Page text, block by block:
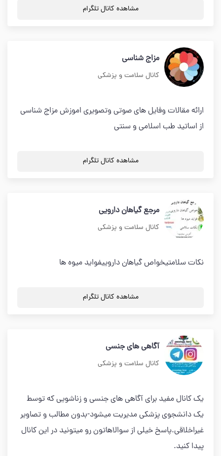
مشاهده کانال تلگرام
مزاج شناسی
کانال سلامت و پزشکی
ارائه مقالات وفایل های صوتی وتصویری اموزش مزاج شناسی
از اساتید طب اسلامی و سنتی
مشاهده کانال تلگرام
مرجع گیاهان دارویی
کانال سلامت و پزشکی
نکات سلامتیخواص گیاهان داروییفواید میوه ها
مشاهده کانال تلگرام
آگاهی های جنسی
کانال سلامت و پزشکی
یک کانال مفید برای آگاهی های جنسی و زناشویی که توسط
یک دانشجوی پزشکی مدیریت میشود-بدون مطالب و تصاویر
غیراخلاقی.پاسخ خیلی از سوالاهاتون رو میتونید در این کانال
پیدا کنید.